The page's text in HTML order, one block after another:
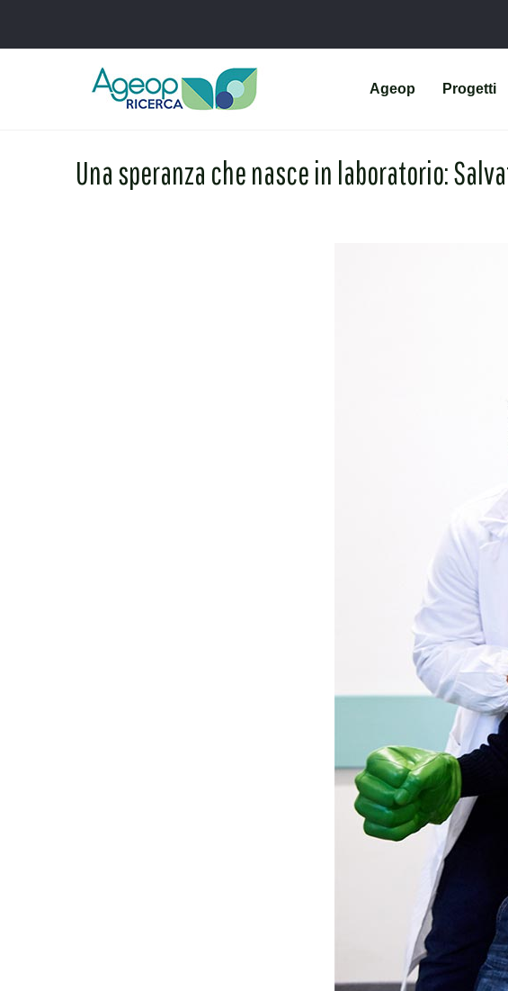
Ageop Progetti
Una speranza che nasce in laboratorio: